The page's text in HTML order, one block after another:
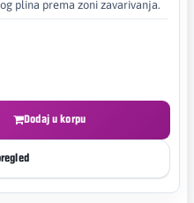
plina prema zoni zavarivanja.
Dodaj u korpu